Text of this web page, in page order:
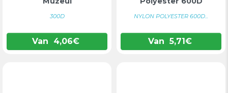
300D
Van 4,06€
NYLON POLYESTER 600D...
Van 5,71€